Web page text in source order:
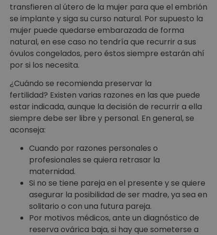
transfieren al útero de la mujer para que el embrión
se implante y siga su curso natural. Por supuesto la
mujer puede quedarse embarazada de forma
natural, en ese caso no tendría que recurrir a sus
óvulos congelados, pero éstos siempre estarán ahí
por si los necesita.
¿Cuándo se recomienda preservar la
fertilidad? Existen varias razones en las que puede
estar indicada, aunque la decisión de recurrir a ella
siempre debe ser libre y personal. En general, se
aconseja:
Cuando por razones personales o
profesionales se quiera retrasar la
maternidad.
Si no se tiene pareja en el presente y se quiere
asegurar la posibilidad de ser madre, ya sea en
solitario o con una futura pareja.
Por motivos médicos, ante un diagnóstico de
reserva ovárica baja, si hay que someterse a